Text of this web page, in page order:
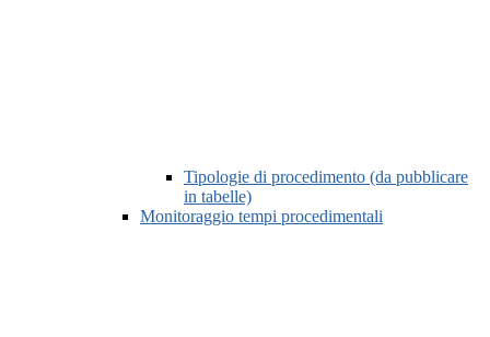
Tipologie di procedimento (da pubblicare
in tabelle)
Monitoraggio tempi procedimentali